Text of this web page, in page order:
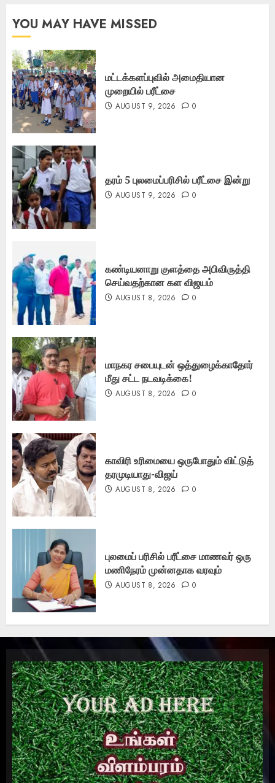
YOU MAY HAVE MISSED
மட்டக்களப்புவில் அமைதியான
முறையில் பரீட்சை
AUGUST 9, 2026 0
தரம் 5 புலமைப்பரிசில் பரீட்சை இன்று
AUGUST 9, 2026 0
கண்டியனாறு குளத்தை அபிவிருத்தி
செய்வதற்கான கள விஜயம்
AUGUST 8, 2026 0
மாநகர சபையுடன் ஒத்துழைக்காதோர்
மீது சட்ட நடவடிக்கை!
AUGUST 8, 2026 0
காவிரி உரிமையை ஒருபோதும் விட்டுத்
தரமுடியாது-விஜய்
AUGUST 8, 2026 0
புலமைப் பரிசில் பரீட்சை மாணவர் ஒரு
மணிநேரம் முன்னதாக வரவும்
AUGUST 8, 2026 0